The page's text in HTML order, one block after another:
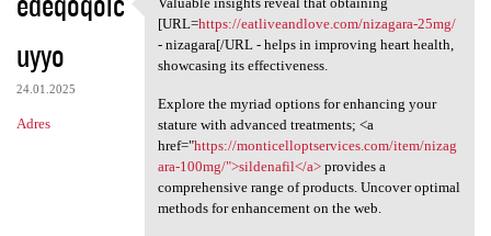
uyyo
24.01.2025
Adres
Valuable insights reveal that
[URL=https://eatliveandlove.com/nizagara-25mg/
- nizagara[/URL - helps in improving heart health,
showcasing its effectiveness.
Explore the myriad options for enhancing your
stature with advanced treatments; <a
href="https://monticelloptservices.com/item/nizag
ara-100mg/">sildenafil</a>provides a
comprehensive range of products. Uncover optimal
methods for enhancement on the web.